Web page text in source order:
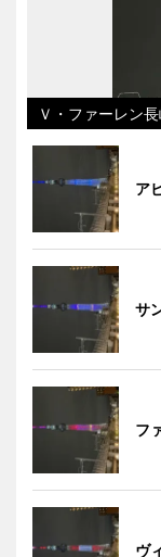
Ｖ・ファーレン
ア
サ
フ
ヴ